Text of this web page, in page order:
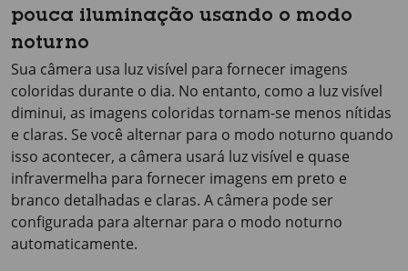
pouca iluminação usando o modo
noturno
Sua câmera usa luz visível para fornecer imagens
coloridas durante o dia. No entanto, como a luz visível
diminui, as imagens coloridas tornam-se menos nítidas
e claras. Se você alternar para o modo noturno quando
isso acontecer, a câmera usará luz visível e quase
infravermelha para fornecer imagens em preto e
branco detalhadas e claras. A câmera pode ser
configurada para alternar para o modo noturno
automaticamente.